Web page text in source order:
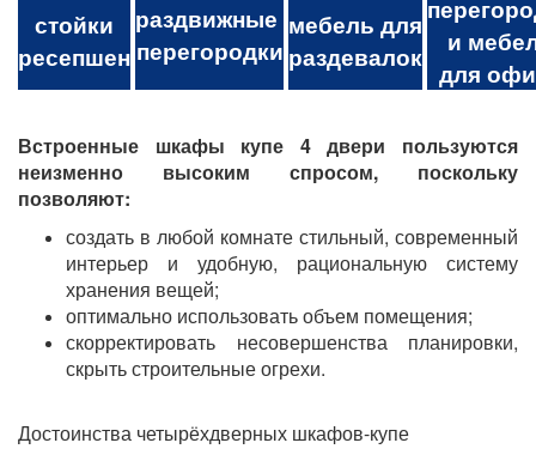
стойки
ресепшен
раздвижные
перегородки
мебель для
раздевалок
и
для
Встроенные шкафы купе 4 двери пользуются
неизменно высоким спросом, поскольку
позволяют:
создать в любой комнате стильный, современный
интерьер и удобную, рациональную систему
хранения вещей;
оптимально использовать объем помещения;
скорректировать несовершенства планировки,
скрыть строительные огрехи.
Достоинства четырёхдверных шкафов-купе